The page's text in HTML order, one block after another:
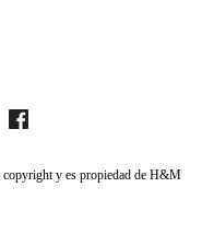
copyright y es propiedad de H&M